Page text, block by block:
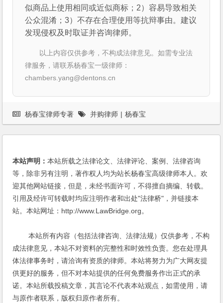
似商品上使用相同或近似商标；2）容易导致相关
公众混淆；3）不存在合理使用等抗辩事由。建议
发现侵权及时取证并咨询律师。
以上内容仅供参考，不构成法律意见。如需专业法
律服务，请联系杨春宝一级律师：
chambers.yang@dentons.cn
杨春宝律师专著 并购律师 | 杨春宝
本站声明：本站所载之法律论文、法律评论、案例、法律咨询
等，除非另有注明，著作权人均为站长杨春宝高级律师本人。欢
迎其他网站链接，但是，未经书面许可，不得擅自摘编、转载。
引用及经许可转载时均应注明作者和出处"法律桥"，并链接本
站。本站网址：http://www.LawBridge.org。
本站所有内容（包括法律咨询、法律法规）仅供参考，不构
成法律意见，本站不对资料的完整性和时效性负责。您在处理具
体法律事务时，请洽询有资质的律师。本站将努力为广大网友提
供更好的服务，但不对本站提供的任何免费服务作出正式的承
诺。本站所载投稿文章，其言论不代表本站观点，如需使用，请
与原作者联系，版权归原作者所有。